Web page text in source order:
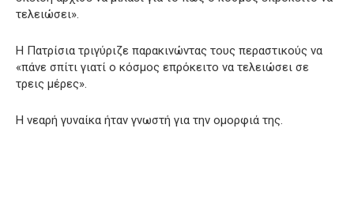
τελειώσει».
Η Πατρίσια τριγύριζε παρακινώντας τους περαστικούς να
«πάνε σπίτι γιατί ο κόσμος επρόκειτο να τελειώσει σε
τρεις μέρες».
Η νεαρή γυναίκα ήταν γνωστή για την ομορφιά της.